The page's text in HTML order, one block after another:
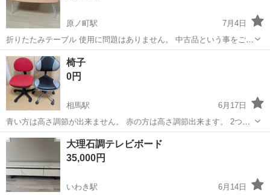
原ノ町駅
7月4日
折りたたみテーブル 使用に問題はありません。 中古品という事をご理
解の上、ご購入ください。 横75センチ 縦50センチ 高さ31センチ
福島 南相馬市
椅子
0円
相馬駅
6月17日
青い方は高さ調節が出来ません。 赤の方は高さ調節出来ます。 2つ
共、使用感ありありです💦 農作業や外仕事などでちょっと休憩するの
福島 相馬市 相馬駅 オフィス用家具
大理石調テレビボード
35,000円
いわき駅
6月14日